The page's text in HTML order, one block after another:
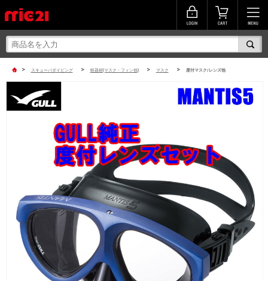
> スキューバダイビング > 軽器材(マスク・フィン他) > マスク > 度付マスク/レンズ他